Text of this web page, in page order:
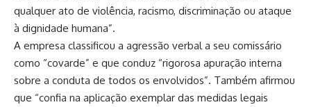
qualquer ato de violência, racismo, discriminação ou ataque
à dignidade humana”.
A empresa classificou a agressão verbal a seu comissário
como “covarde” e que conduz “rigorosa apuração interna
sobre a conduta de todos os envolvidos”. Também afirmou
que “confia na aplicação exemplar das medidas legais